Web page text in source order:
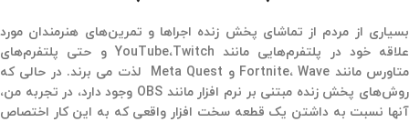
بسیاری از مردم از تماشای پخش زنده اجراها و تمرین‌های هنرمندان مورد
علاقه خود در پلتفرم‌هایی مانند YouTube،Twitch و حتی پلتفرم‌های
متاورس مانند Fortnite، Wave و Meta Quest لذت می برند. در حالی که
روش‌های پخش زنده مبتنی بر نرم افزار مانند OBS وجود دارد،‌ در تجربه من،‌
آنها نسبت به داشتن یک قطعه سخت افزار واقعی که به این کار اختصاص